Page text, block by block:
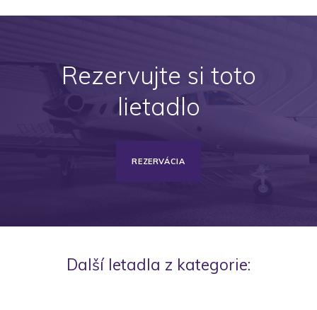
Rezervujte si toto
lietadlo
REZERVÁCIA
Další letadla z kategorie: